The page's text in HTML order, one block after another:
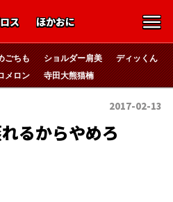
ス ほかおに
ごちも ショルダー肩美
ディッくん
メロン 寺田大熊猫楠
2017-02-13
るからやめろ